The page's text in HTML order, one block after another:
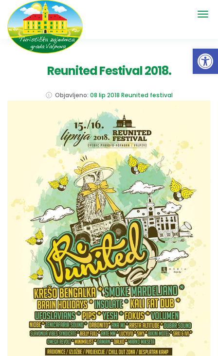
Reunited Festival 2018.
Objavljeno: 08 lip 2018 Reunited festival